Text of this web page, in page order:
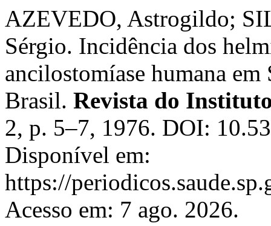
AZEVEDO, Astrogildo;
Sérgio. Incidência dos
ancilostomíase humana
Brasil. Revista do
2, p. 5–7, 1976. DOI:
Disponível em:
https://
Acesso em: 7 ago. 2026.